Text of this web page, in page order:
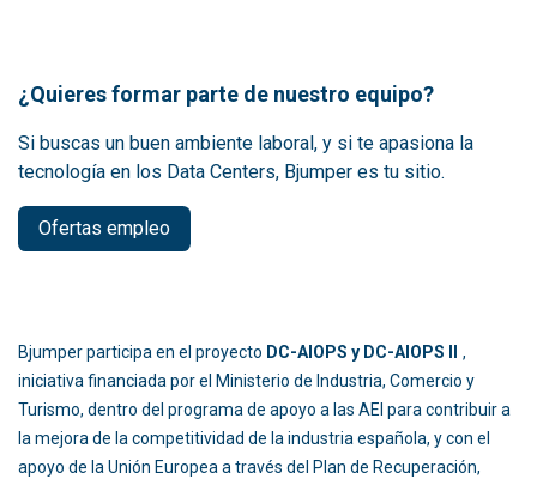
¿Quieres formar parte de nuestro equipo?
Si buscas un buen ambiente laboral, y si te apasiona la
tecnología en los Data Centers, Bjumper es tu sitio.
Ofertas empleo
Bjumper participa en el proyecto DC-AIOPS y DC-AIOPS II
,
iniciativa financiada por el Ministerio de Industria, Comercio y
Turismo, dentro del programa de apoyo a las AEI para contribuir a
la mejora de la competitividad de la industria española, y con el
apoyo de la Unión Europea a través del Plan de Recuperación,